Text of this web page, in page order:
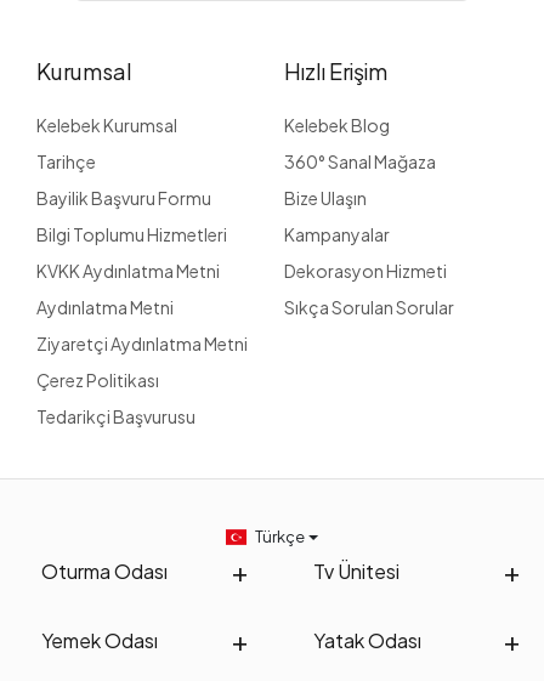
Kurumsal
Kelebek Kurumsal
Tarihçe
Bayilik Başvuru Formu
Bilgi Toplumu Hizmetleri
KVKK Aydınlatma Metni
Aydınlatma Metni
Ziyaretçi Aydınlatma Metni
Çerez Politikası
Tedarikçi Başvurusu
Hızlı Erişim
Kelebek Blog
360° Sanal Mağaza
Bize Ulaşın
Kampanyalar
Dekorasyon Hizmeti
Sıkça Sorulan Sorular
Oturma Odası Tv Ünitesi
Yemek Odası Yatak Odası
Türkçe